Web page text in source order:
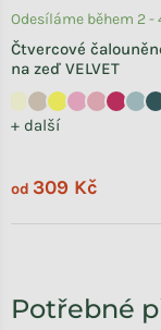
Čtvercové
na zeď VELVET
+ další
Odesíláme během 2 -
od 309 Kč
Potřebné